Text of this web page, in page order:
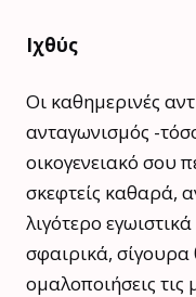
Ιχθύς
Οι καθημερινές
ανταγωνισμός -
οικογενειακό σου
σκεφτείς καθαρά,
λιγότερο
σφαιρικά,
ομαλοποιήσεις τις